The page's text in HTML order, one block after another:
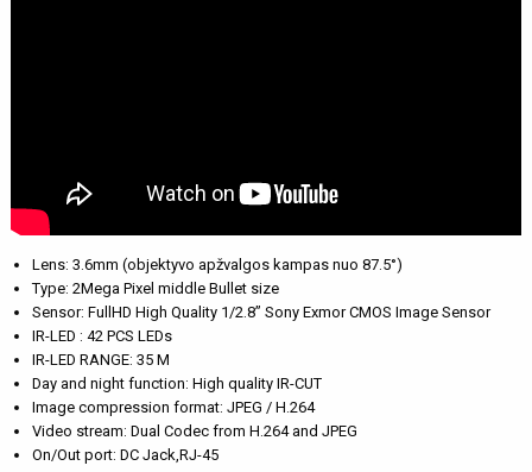
Lens: 3.6mm (objektyvo apžvalgos kampas nuo 87.5°)
Type: 2Mega Pixel middle Bullet size
Sensor: FullHD High Quality 1/2.8” Sony Exmor CMOS Image Sensor
IR-LED : 42 PCS LEDs
IR-LED RANGE: 35 M
Day and night function: High quality IR-CUT
Image compression format: JPEG / H.264
Video stream: Dual Codec from H.264 and JPEG
On/Out port: DC Jack,RJ-45